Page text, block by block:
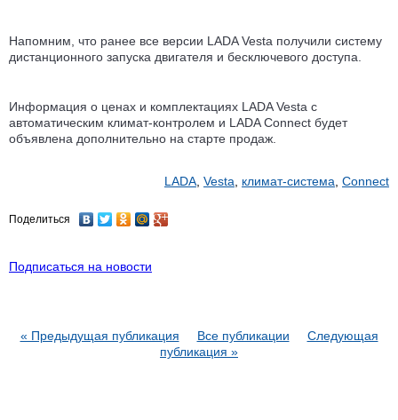
Напомним, что ранее все версии LADA Vesta получили систему
дистанционного запуска двигателя и бесключевого доступа.
Информация о ценах и комплектациях LADA Vesta c
автоматическим климат-контролем и LADA Connect будет
объявлена дополнительно на старте продаж.
LADA Vesta климат-система Connect
Поделиться
Подписаться на новости
« Предыдущая публикация Все публикации
Следующая
публикация »